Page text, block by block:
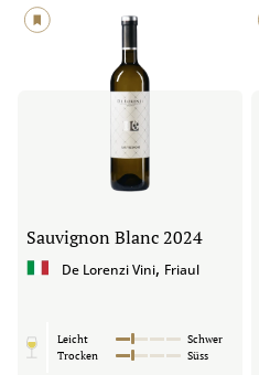
Sauvignon Blanc2024
De Lorenzi Vini, Friaul
Leicht
Schwer
Trocken
Süss